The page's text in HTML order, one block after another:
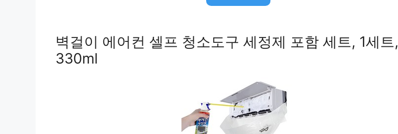
벽걸이 에어컨 셀프 청소도구 세정제 포함 세트, 1세트,
330ml